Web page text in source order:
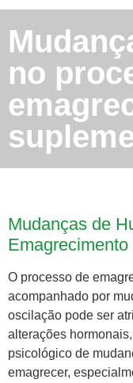
no
Mudanças de
Emagrecimento
O processo de
acompanhado por
oscilação pode ser
alterações
psicológico de
emagrecer,